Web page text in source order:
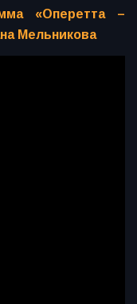
«Оперетта –
Мельникова